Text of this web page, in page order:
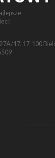
17, 17-100